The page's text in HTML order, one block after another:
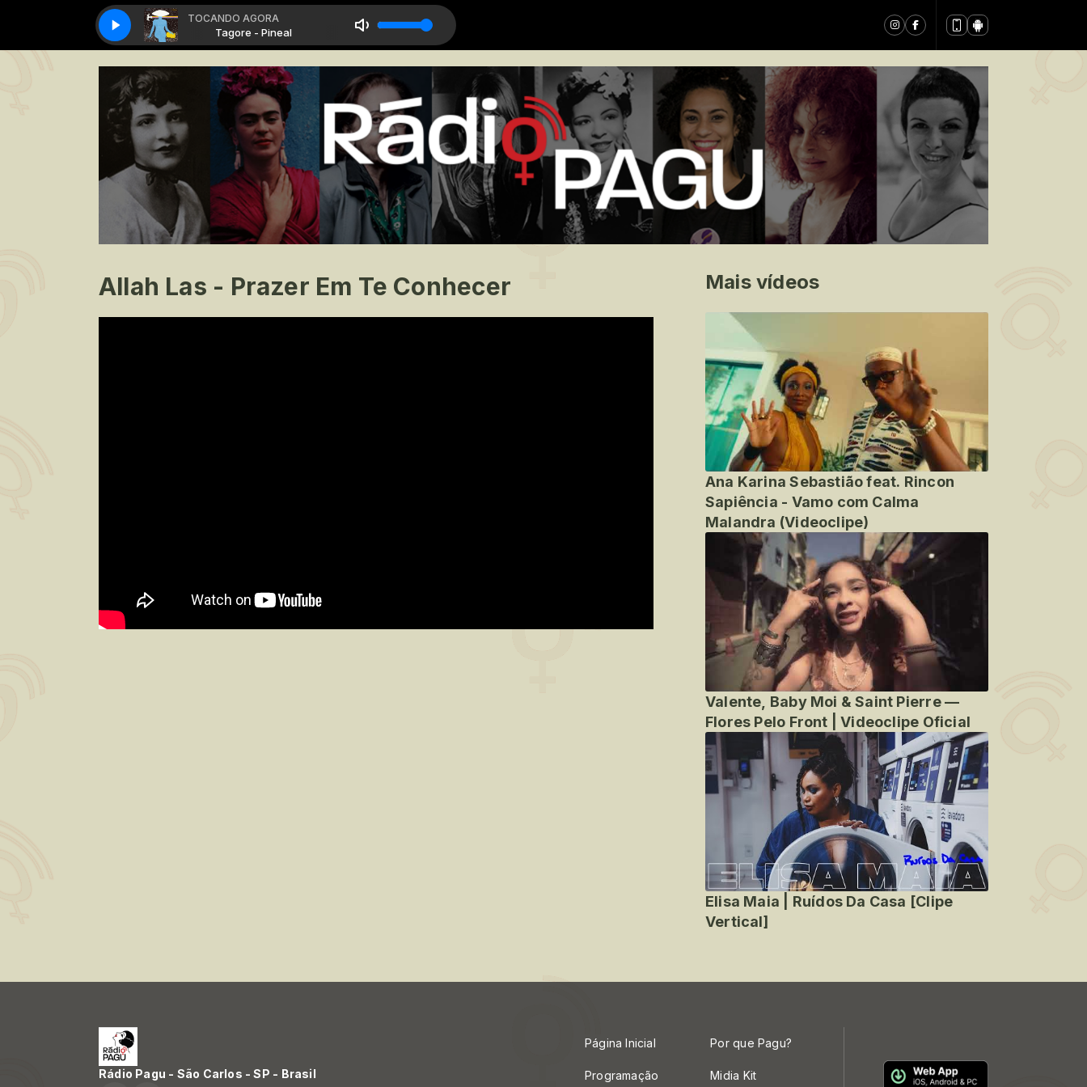
TOCANDO AGORA
Tagore - Pineal Tagore - Pineal
Allah Las - Prazer Em Te Conhecer Mais vídeos
Ana Karina Sebastião feat. Rincon
Sapiência - Vamo com Calma
Malandra (Videoclipe)
Valente, Baby Moi & Saint Pierre —
Flores Pelo Front | Videoclipe Oficial
Elisa Maia | Ruídos Da Casa [Clipe
Vertical]
Rádio Pagu - São Carlos - SP - Brasil
Página Inicial
Programação
Por que Pagu?
Midia Kit